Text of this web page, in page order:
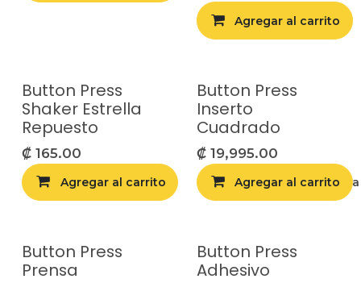
Agregar al carrito
Button Press
Shaker Estrella
Repuesto
₡ 165.00
Agregar al carrito Agregar a la
Button Press
Inserto
Cuadrado
₡ 19,995.00
Agregar al carrito
Button Press
Prensa
Button Press
Adhesivo